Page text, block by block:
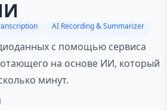
AI Recording & Summarizer
с помощью сервиса
на основе ИИ, который
минут.